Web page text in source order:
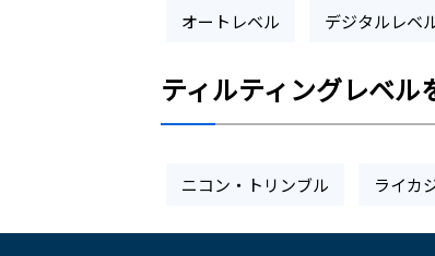
オートレベル デジタルレベ
ティルティングレベル
ニコン・トリンブル ライカ